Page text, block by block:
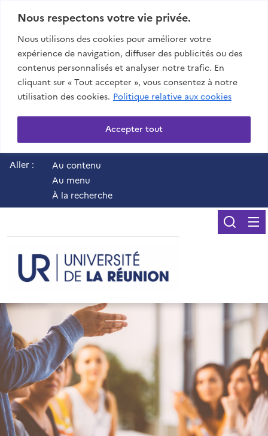
Nous respectons votre vie privée.
Nous utilisons des cookies pour améliorer votre
expérience de navigation, diffuser des publicités ou des
contenus personnalisés et analyser notre trafic. En
cliquant sur « Tout accepter », vous consentez à notre
utilisation des cookies. Politique relative aux cookies
Accepter tout
Aller :
Au contenu
Au menu
À la recherche